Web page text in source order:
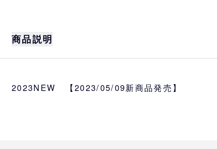
商品説明
[iPhone]対応機種
2023NEW 【2023/05/09新商品発売】